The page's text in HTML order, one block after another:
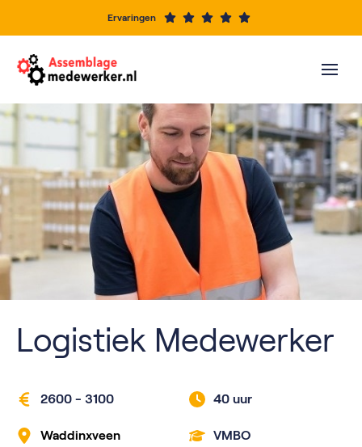
Ervaringen
Logistiek Medewerker
2600 - 3100 40 uur
Waddinxveen VMBO